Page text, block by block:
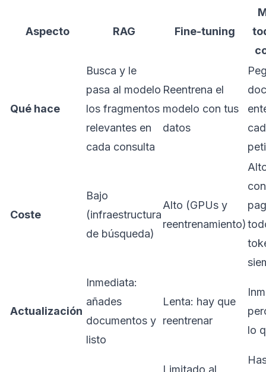
Aspecto RAG Fine-tuning
Qué hace
Busca y le
pasa al modelo
los fragmentos
relevantes en
cada consulta
Reentrena el
modelo con tus
datos
Coste
Bajo
(infraestructura
de búsqueda)
Alto (GPUs y
reentrenamiento)
Actualización
Inmediata:
añades
documentos y
listo
Lenta: hay que
reentrenar
lo
Limitado al